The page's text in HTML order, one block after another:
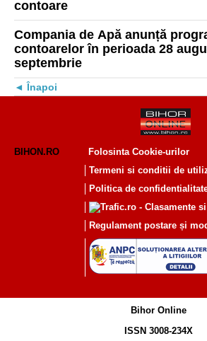
contoare
Compania de Apă anunță
contoarelor în perioada 28
septembrie
Înapoi
BIHON.RO
Folosinta Cookie-urilor
Termeni si conditii de
Politica de
Regulament postare și
Bihor Online
ISSN 3008-234X